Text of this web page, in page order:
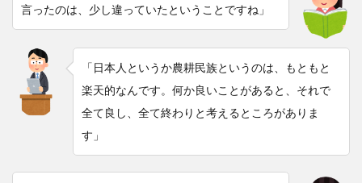
言ったのは、少し違っていたということですね」
「日本人というか農耕民族というのは、もともと
楽天的なんです。何か良いことがあると、それで
全て良し、全て終わりと考えるところがありま
す」